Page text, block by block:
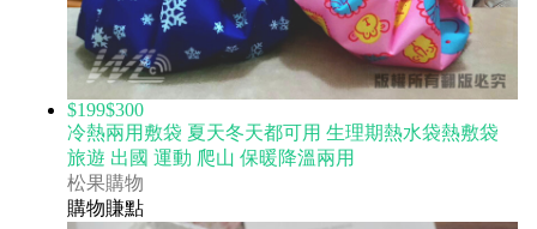
$199$300
冷熱兩用敷袋 夏天冬天都可用 生理期熱水袋熱敷袋
旅遊 出國 運動 爬山 保暖降溫兩用
松果購物
購物賺點